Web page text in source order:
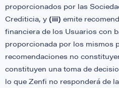
proporcionados por las
Crediticia, y (iii) emite
financiera de los Usuarios con
proporcionada por los mismos
recomendaciones no
constituyen una toma de
lo que Zenfi no responderá de